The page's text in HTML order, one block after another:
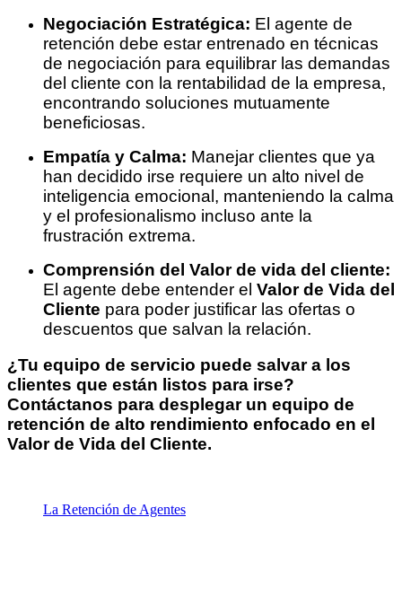
Negociación Estratégica: El agente de
retención debe estar entrenado en técnicas
de negociación para equilibrar las demandas
del cliente con la rentabilidad de la empresa,
encontrando soluciones mutuamente
beneficiosas.
Empatía y Calma: Manejar clientes que ya
han decidido irse requiere un alto nivel de
inteligencia emocional, manteniendo la calma
y el profesionalismo incluso ante la
frustración extrema.
Comprensión del Valor de vida del cliente:
El agente debe entender el Valor de Vida del
Cliente para poder justificar las ofertas o
descuentos que salvan la relación.
¿Tu equipo de servicio puede salvar a los
clientes que están listos para irse?
Contáctanos para desplegar un equipo de
retención de alto rendimiento enfocado en el
Valor de Vida del Cliente.
La Retención de Agentes